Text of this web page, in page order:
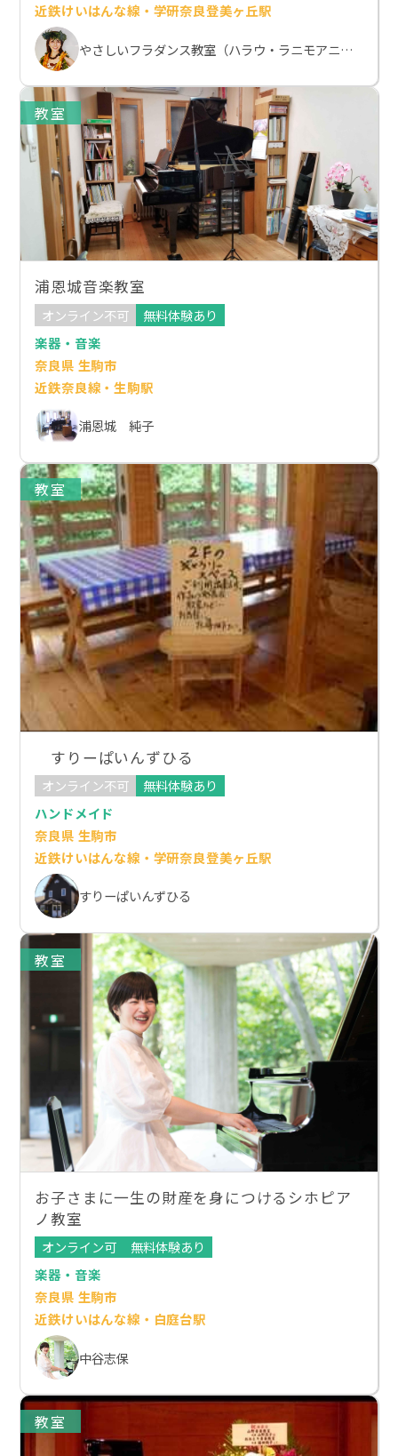
近鉄けいはんな線・学研奈良登美ヶ丘駅
やさしいフラダンス教室（ハラウ・ラニモアニ）奈良校
教室
浦恩城音楽教室
オンライン不可
無料体験あり
楽器・音楽
奈良県 生駒市
近鉄奈良線・生駒駅
浦恩城 純子
教室
すりーぱいんずひる
オンライン不可
無料体験あり
ハンドメイド
奈良県 生駒市
近鉄けいはんな線・学研奈良登美ヶ丘駅
すりーぱいんずひる
教室
お子さまに一生の財産を身につけるシホピア
ノ教室
オンライン可
無料体験あり
楽器・音楽
奈良県 生駒市
近鉄けいはんな線・白庭台駅
中谷志保
教室